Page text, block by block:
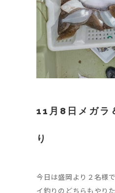
11月8日メガラ
り
今日は盛岡より２名様
イ釣りのどちらもやり